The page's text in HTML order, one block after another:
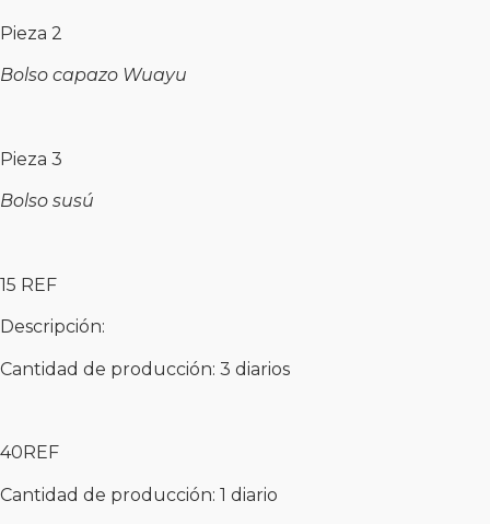
Pieza 2
Bolso capazo Wuayu
Pieza 3
Bolso susú
15 REF
Descripción:
Cantidad de producción: 3 diarios
40REF
Cantidad de producción: 1 diario